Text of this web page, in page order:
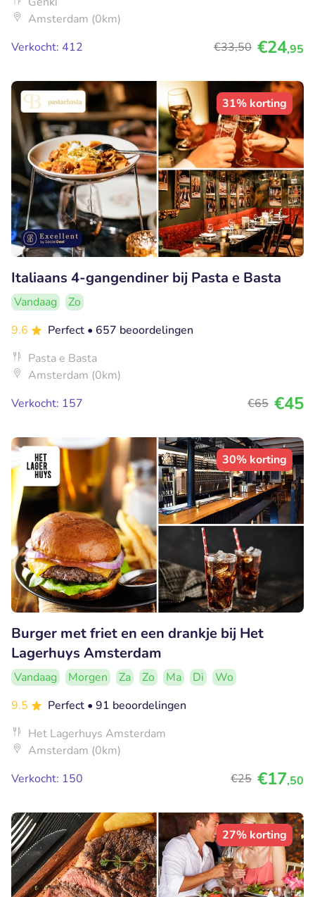
Amsterdam (0km)
Verkocht: 412
€33,50 €24,95
31% korting
Italiaans 4-gangendiner bij Pasta e Basta
Vandaag
Zo
9.6
Perfect • 657 beoordelingen
Pasta e Basta
Amsterdam (0km)
Verkocht: 157
€65 €45
30% korting
Burger met friet en een drankje bij Het
Lagerhuys Amsterdam
Vandaag Morgen Za Zo Ma Di
Wo
9.5
Perfect • 91 beoordelingen
Het Lagerhuys Amsterdam
Amsterdam (0km)
Verkocht: 150
€25 €17,50
27% korting